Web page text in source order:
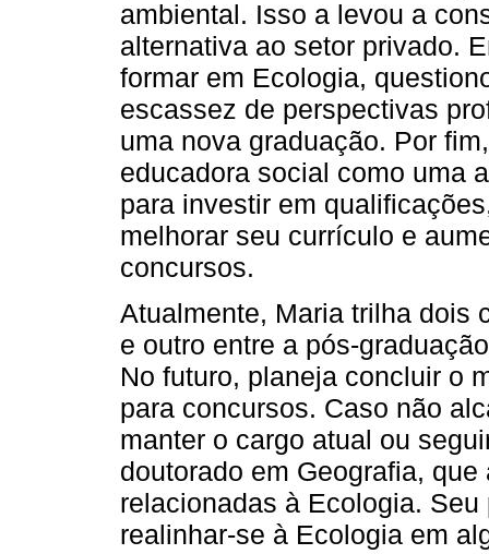
ambiental. Isso a levou a
alternativa ao setor privado.
formar em Ecologia,
escassez de perspectivas
uma nova graduação. Por
educadora social como uma
para investir em
melhorar seu currículo e
concursos.
Atualmente, Maria trilha dois
e outro entre a pós-
No futuro, planeja concluir o
para concursos. Caso não
manter o cargo atual ou
doutorado em Geografia,
relacionadas à Ecologia.
realinhar-se à Ecologia em